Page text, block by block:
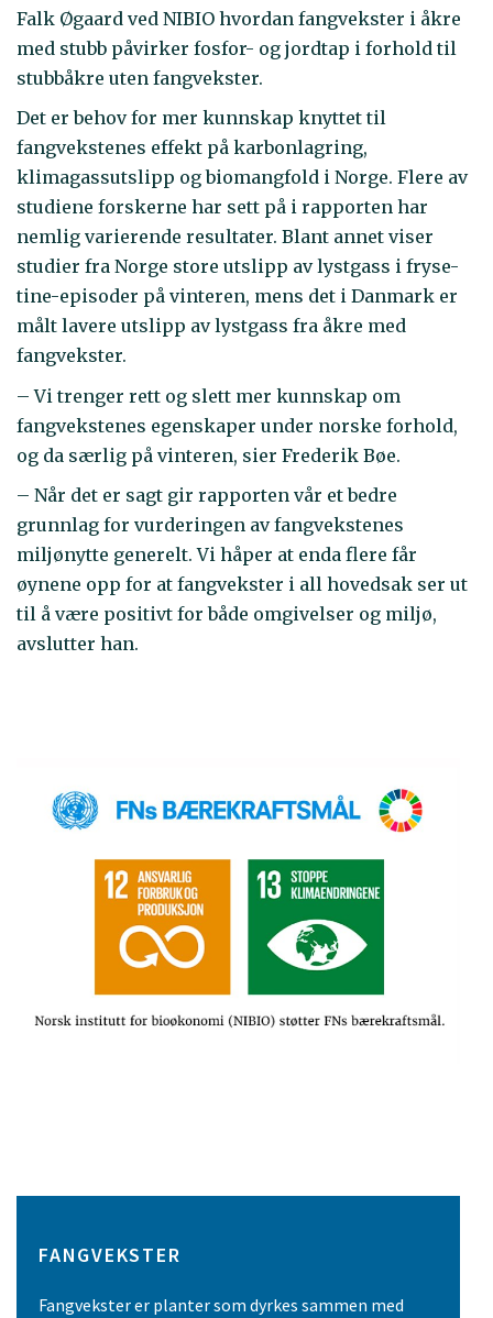
Falk Øgaard ved NIBIO hvordan fangvekster i åkre
med stubb påvirker fosfor- og jordtap i forhold til
stubbåkre uten fangvekster.
Det er behov for mer kunnskap knyttet til
fangvekstenes effekt på karbonlagring,
klimagassutslipp og biomangfold i Norge. Flere av
studiene forskerne har sett på i rapporten har
nemlig varierende resultater. Blant annet viser
studier fra Norge store utslipp av lystgass i fryse-
tine-episoder på vinteren, mens det i Danmark er
målt lavere utslipp av lystgass fra åkre med
fangvekster.
– Vi trenger rett og slett mer kunnskap om
fangvekstenes egenskaper under norske forhold,
og da særlig på vinteren, sier Frederik Bøe.
– Når det er sagt gir rapporten vår et bedre
grunnlag for vurderingen av fangvekstenes
miljønytte generelt. Vi håper at enda flere får
øynene opp for at fangvekster i all hovedsak ser ut
til å være positivt for både omgivelser og miljø,
avslutter han.
FANGVEKSTER
Fangvekster er planter som dyrkes sammen med